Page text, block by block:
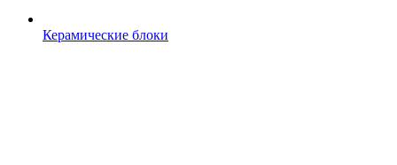
Керамические блоки